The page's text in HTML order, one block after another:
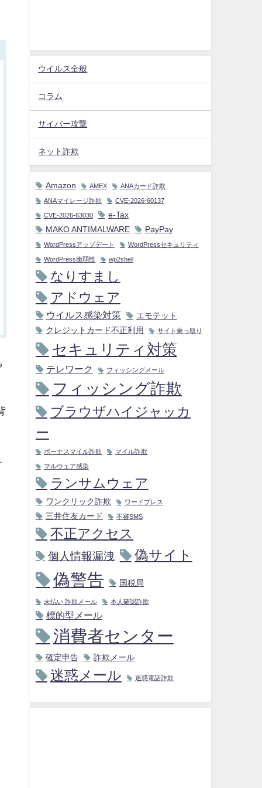
ウイルス全般
コラム
サイバー攻撃
ネット詐欺
Amazon AMEX ANAカード詐欺
ANAマイレージ詐欺 CVE-2026-60137
CVE-2026-63030
e-Tax
MAKO ANTIMALWARE
PayPay
WordPressアップデート WordPressセキュリティ
WordPress脆弱性 wp2shell
なりすまし
アドウェア
ウイルス感染対策
エモテット
クレジットカード不正利用
サイト乗っ取り
セキュリティ対策
テレワーク フィッシングメール
フィッシング詐欺
ブラウザハイジャッカ
ー
ボーナスマイル詐欺 マイル詐欺
マルウェア感染
ランサムウェア
ワンクリック詐欺 ワードプレス
三井住友カード 不審SMS
不正アクセス
個人情報漏洩 偽サイト
偽警告 国税局
未払い 詐欺メール 本人確認詐欺
標的型メール
消費者センター
確定申告 詐欺メール
迷惑メール 迷惑電話詐欺